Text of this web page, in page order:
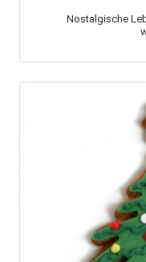
Nostalgische